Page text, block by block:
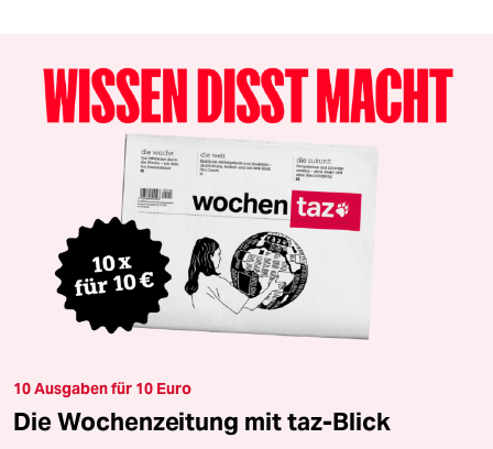
10 Ausgaben für 10 Euro
Die Wochenzeitung mit taz-Blick